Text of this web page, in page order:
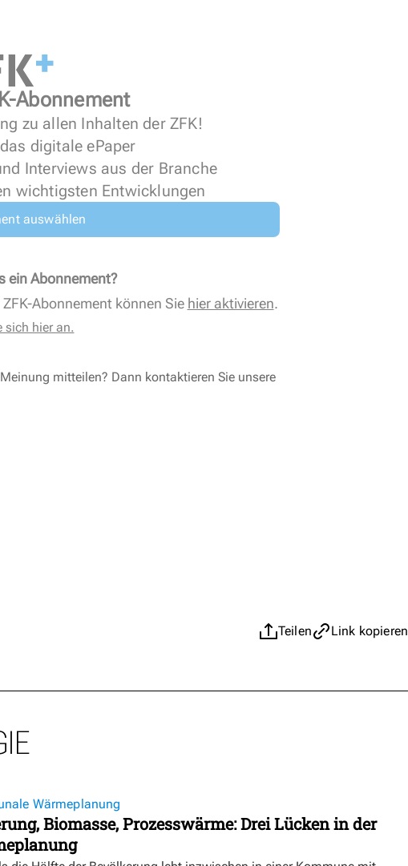
Abonnement
zu allen Inhalten der ZFK!
digitale ePaper
Interviews aus der Branche
wichtigsten Entwicklungen
auswählen
ein Abonnement?
Abonnement können Sie hier aktivieren.
sich hier an.
mitteilen? Dann kontaktieren Sie unsere
Teilen Link kopieren
Wärmeplanung
Biomasse, Prozesswärme: Drei Lücken in der